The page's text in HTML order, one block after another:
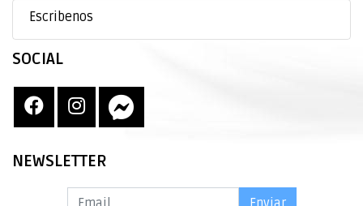
Escribenos
SOCIAL
NEWSLETTER